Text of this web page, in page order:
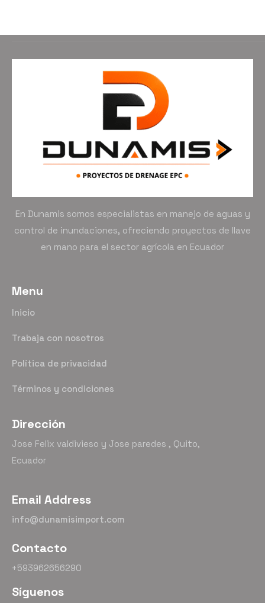
En Dunamis somos especialistas en manejo de aguas y
control de inundaciones, ofreciendo proyectos de llave
en mano para el sector agrícola en Ecuador
Menu
Inicio
Trabaja con nosotros
Política de privacidad
Términos y condiciones
Dirección
Jose Felix valdivieso y Jose paredes , Quito,
Ecuador
Email Address
info@dunamisimport.com
Contacto
+593962656290
Síguenos